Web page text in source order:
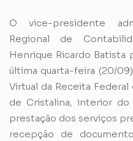
O vice-presidente
Regional de
Henrique Ricardo Batista
última quarta-feira (20/
Virtual da Receita Federal
de Cristalina, interior do
prestação dos serviços
recepção de